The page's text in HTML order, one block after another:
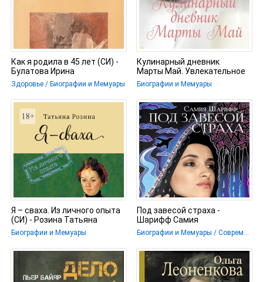
Как я родила в 45 лет (СИ) -
Булатова Ирина
Здоровье / Биографии и Мемуары
Кулинарный дневник
Марты Май. Увлекательное
путешествие по страницам
вкусной
Биографии и Мемуары
Я – сваха. Из личного опыта
(СИ) - Розина Татьяна
Биографии и Мемуары
Под завесой страха -
Шарифф Самия
Биографии и Мемуары / Современная проза